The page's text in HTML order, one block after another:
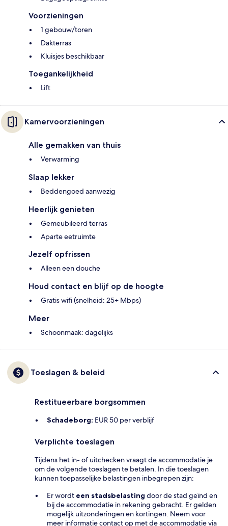
Voorzieningen
1 gebouw/toren
Dakterras
Kluisjes beschikbaar
Toegankelijkheid
Lift
Kamervoorzieningen
Alle gemakken van thuis
Verwarming
Slaap lekker
Beddengoed aanwezig
Heerlijk genieten
Gemeubileerd terras
Aparte eetruimte
Jezelf opfrissen
Alleen een douche
Houd contact en blijf op de hoogte
Gratis wifi (snelheid: 25+ Mbps)
Meer
Schoonmaak: dagelijks
Toeslagen & beleid
Restitueerbare borgsommen
Schadeborg: EUR 50 per verblijf
Verplichte toeslagen
Tijdens het in- of uitchecken vraagt de accommodatie je
om de volgende toeslagen te betalen. In die toeslagen
kunnen toepasselijke belastingen inbegrepen zijn:
Er wordt een stadsbelasting door de stad geïnd en
bij de accommodatie in rekening gebracht. Er gelden
mogelijk uitzonderingen en kortingen. Neem voor
meer informatie contact op met de accommodatie via